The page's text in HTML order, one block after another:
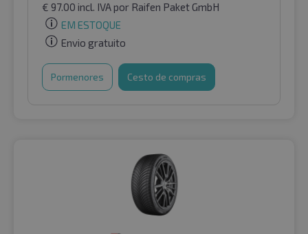
€ 97.00 incl. IVApor Raifen Paket GmbH
EM ESTOQUE
Envio gratuito
Pormenores Cesto de compras